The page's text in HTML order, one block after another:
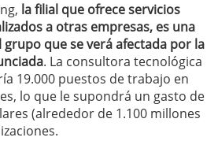
la filial que ofrece servicios
a otras empresas, es una
grupo que se verá afectada por la
. La consultora tecnológica
19.000 puestos de trabajo en
lo que le supondrá un gasto de
(alrededor de 1.100 millones